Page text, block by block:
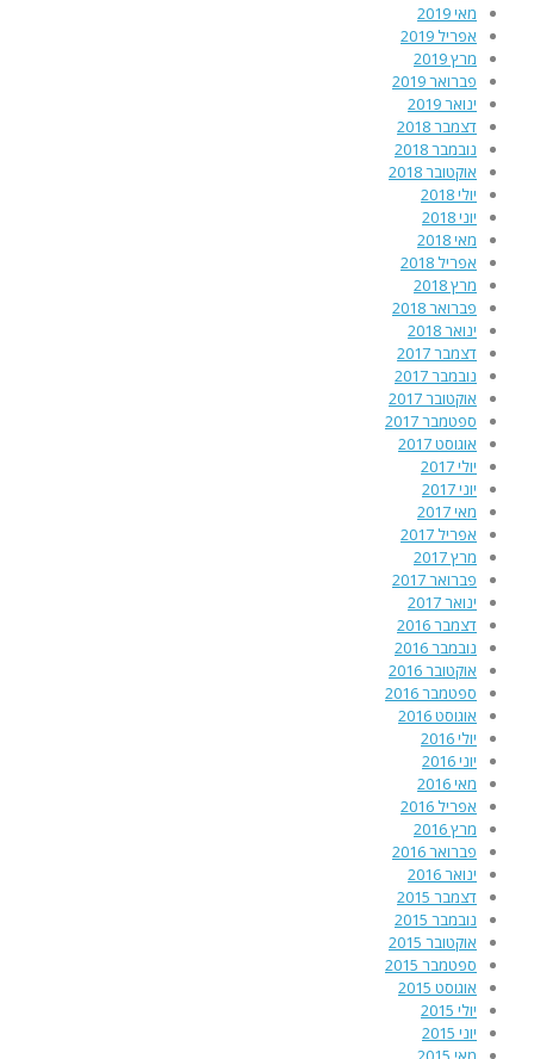
מאי 2019
אפריל 2019
מרץ 2019
פברואר 2019
ינואר 2019
דצמבר 2018
נובמבר 2018
אוקטובר 2018
יולי 2018
יוני 2018
מאי 2018
אפריל 2018
מרץ 2018
פברואר 2018
ינואר 2018
דצמבר 2017
נובמבר 2017
אוקטובר 2017
ספטמבר 2017
אוגוסט 2017
יולי 2017
יוני 2017
מאי 2017
אפריל 2017
מרץ 2017
פברואר 2017
ינואר 2017
דצמבר 2016
נובמבר 2016
אוקטובר 2016
ספטמבר 2016
אוגוסט 2016
יולי 2016
יוני 2016
מאי 2016
אפריל 2016
מרץ 2016
פברואר 2016
ינואר 2016
דצמבר 2015
נובמבר 2015
אוקטובר 2015
ספטמבר 2015
אוגוסט 2015
יולי 2015
יוני 2015